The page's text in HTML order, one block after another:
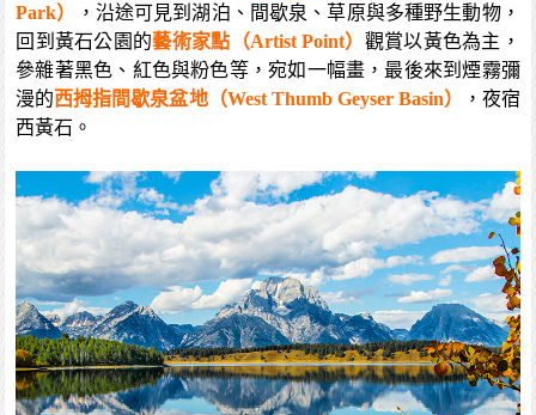
Park）
，沿途可見到湖泊、間歇泉、草原與多種野生動物，
回到黃石公園的藝術家點（Artist Point） 觀賞以黃色為主，
參雜著黑色、紅色與粉色等，宛如一幅畫，最後來到煙霧彌
漫的西拇指間歇泉盆地（West Thumb Geyser Basin）
，夜宿
西黃石。